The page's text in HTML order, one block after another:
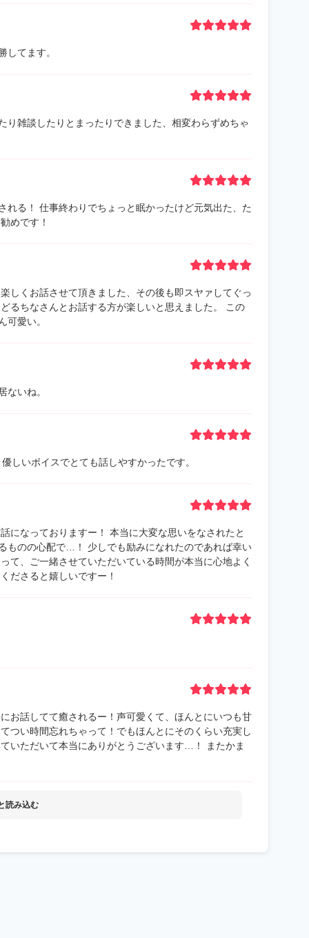
してます。
り雑談したりとまったりできました、相変わらずめちゃ
れる！ 仕事終わりでちょっと眠かったけど元気出た、た
めです！
しくお話させて頂きました、その後も即スヤァしてぐっ
るちなさんとお話する方が楽しいと思えました。 この
可愛い。
ないね。
しいボイスでとても話しやすかったです。
になっておりますー！ 本当に大変な思いをなされたと
ものの心配で…！ 少しでも励みになれたのであれば幸い
て、ご一緒させていただいている時間が本当に心地よく
ださると嬉しいですー！
お話してて癒されるー！声可愛くて、ほんとにいつも甘
つい時間忘れちゃって！でもほんとにそのくらい充実し
いただいて本当にありがとうございます…！ またかま
読み込む